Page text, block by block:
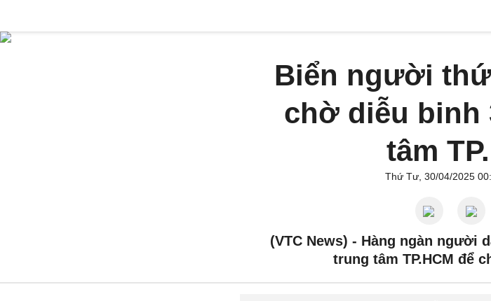
Biển người
chờ diễu binh
tâm
Thứ Tư, 30/04/2025
(VTC News) - Hàng ngàn người
trung tâm TP.HCM để